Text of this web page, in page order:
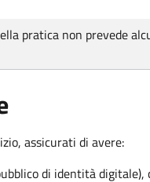
pratica non prevede
assicurati di avere:
di identità digitale),